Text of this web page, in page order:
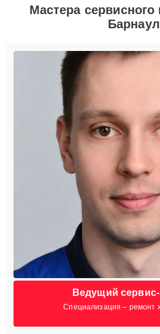
Мастера сервисного
Ведущий
Специализация – ремонт